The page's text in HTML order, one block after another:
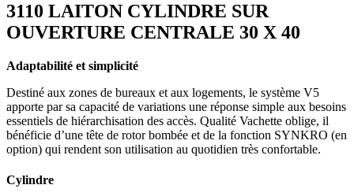
3110 LAITON CYLINDRE SUR
OUVERTURE CENTRALE 30 X 40
Adaptabilité et simplicité
Destiné aux zones de bureaux et aux logements, le système V5
apporte par sa capacité de variations une réponse simple aux besoins
essentiels de hiérarchisation des accès. Qualité Vachette oblige, il
bénéficie d’une tête de rotor bombée et de la fonction SYNKRO (en
option) qui rendent son utilisation au quotidien très confortable.
Cylindre